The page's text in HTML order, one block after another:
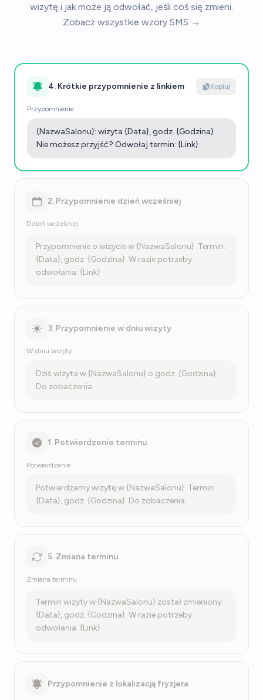
wizytę i jak może ją odwołać, jeśli coś się zmieni.
Zobacz wszystkie wzory SMS →
4. Krótkie przypomnienie z linkiem Kopiuj
Przypomnienie
{NazwaSalonu}: wizyta {Data}, godz. {Godzina}.
Nie możesz przyjść? Odwołaj termin: {Link}
2. Przypomnienie dzień wcześniej
Dzień wcześniej
Przypomnienie o wizycie w {NazwaSalonu}. Termin:
{Data}, godz. {Godzina}. W razie potrzeby
odwołania: {Link}
3. Przypomnienie w dniu wizyty
W dniu wizyty
Dziś wizyta w {NazwaSalonu} o godz. {Godzina}.
Do zobaczenia.
1. Potwierdzenie terminu
Potwierdzenie
Potwierdzamy wizytę w {NazwaSalonu}. Termin:
{Data}, godz. {Godzina}. Do zobaczenia.
5. Zmiana terminu
Zmiana terminu
Termin wizyty w {NazwaSalonu} został zmieniony:
{Data}, godz. {Godzina}. W razie potrzeby
odwołania: {Link}
Przypomnienie z lokalizacją fryzjera